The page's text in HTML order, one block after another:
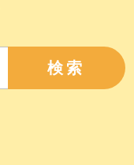
検索